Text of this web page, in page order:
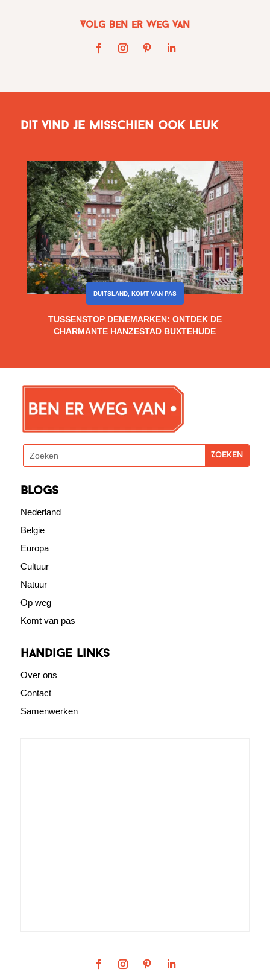
Volg Ben er weg van
Dit vind je misschien ook leuk
TUSSENSTOP DENEMARKEN: ONTDEK DE
CHARMANTE HANZESTAD BUXTEHUDE
DUITSLAND, KOMT VAN PAS
blogs
Nederland
Belgie
Europa
Cultuur
Natuur
Op weg
Komt van pas
Handige links
Over ons
Contact
Samenwerken